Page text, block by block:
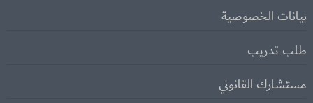
بيانات الخصوصية
طلب تدريب
مستشارك القانوني